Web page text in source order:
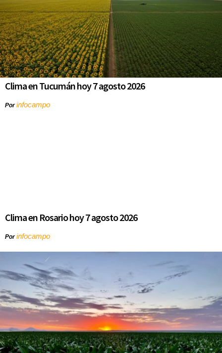
Clima en Tucumán hoy 7 agosto 2026
Porinfocampo
Clima en Rosario hoy 7 agosto 2026
Porinfocampo